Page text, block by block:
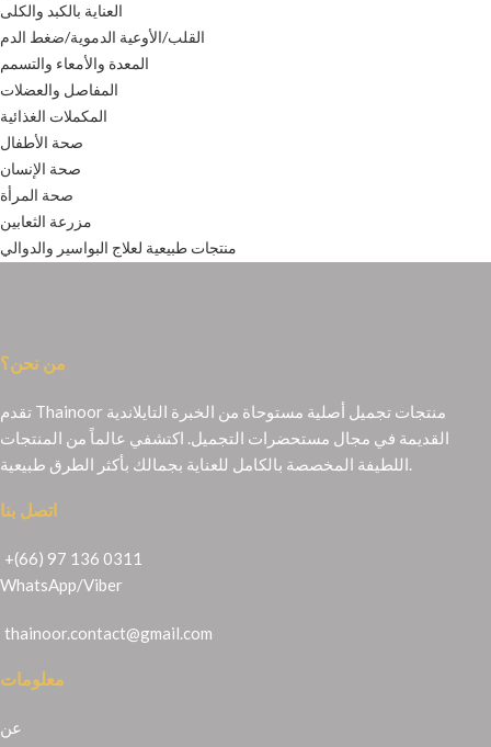
العناية بالكبد والكلى
القلب/الأوعية الدموية/ضغط الدم
المعدة والأمعاء والتسمم
المفاصل والعضلات
المكملات الغذائية
صحة الأطفال
صحة الإنسان
صحة المرأة
مزرعة الثعابين
منتجات طبيعية لعلاج البواسير والدوالي
من نحن؟
تقدم Thainoor منتجات تجميل أصلية مستوحاة من الخبرة التايلاندية
القديمة في مجال مستحضرات التجميل. اكتشفي عالماً من المنتجات
اللطيفة المخصصة بالكامل للعناية بجمالك بأكثر الطرق طبيعية.
اتصل بنا
+(66) 97 136 0311
WhatsApp/Viber
thainoor.contact@gmail.com
معلومات
عن